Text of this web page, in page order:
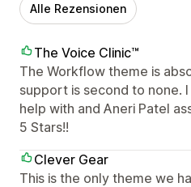
Alle Rezensionen
The Voice Clinic™
The Workflow theme is
support is second to none.
help with and Aneri Patel
5 Stars!!
Clever Gear
This is the only theme we